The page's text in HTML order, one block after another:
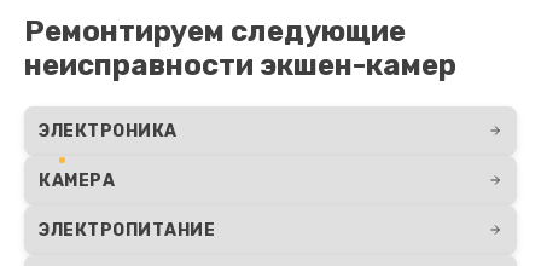
Ремонтируем следующие
неисправности экшен-камер
ЭЛЕКТРОНИКА
КАМЕРА
ЭЛЕКТРОПИТАНИЕ